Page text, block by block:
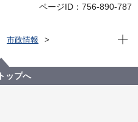
ページID：756-890-787
市政情報
会を学ぶワークショップ型授
アアカデミー」を横浜市内
現在
ップへ